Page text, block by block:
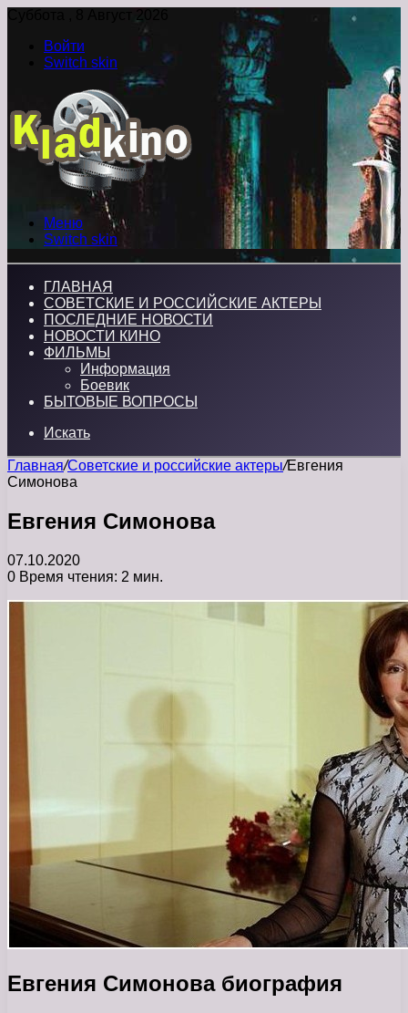
Суббота , 8 Август 2026
Войти
Switch skin
Меню
Switch skin
ГЛАВНАЯ
СОВЕТСКИЕ И РОССИЙСКИЕ АКТЕРЫ
ПОСЛЕДНИЕ НОВОСТИ
НОВОСТИ КИНО
ФИЛЬМЫ
Информация
Боевик
БЫТОВЫЕ ВОПРОСЫ
Искать
Главная/Советские и российские актеры/Евгения
Симонова
Евгения Симонова
07.10.2020
0 Время чтения: 2 мин.
Евгения Симонова биография